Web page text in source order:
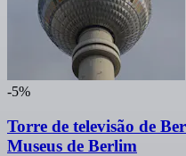
-5%
Torre de televisão de
Museus de Berlim